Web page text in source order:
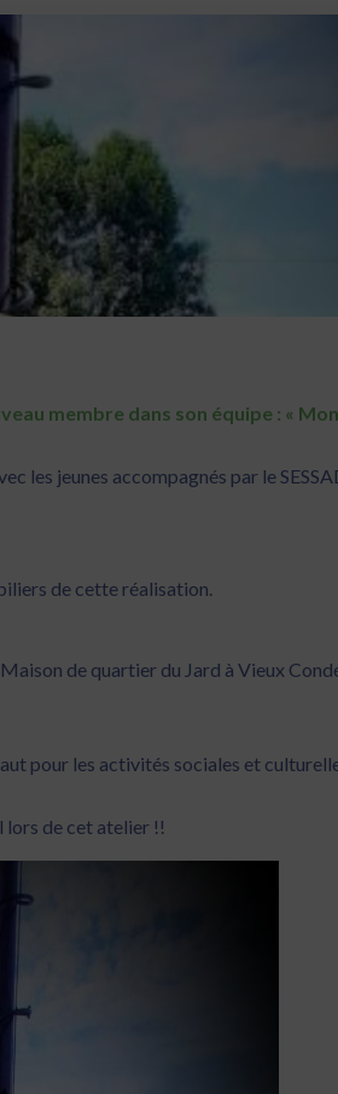
membre dans son équipe : «
les jeunes accompagnés par le
de cette réalisation.
de quartier du Jard à Vieux
pour les activités sociales et
lors de cet atelier !!